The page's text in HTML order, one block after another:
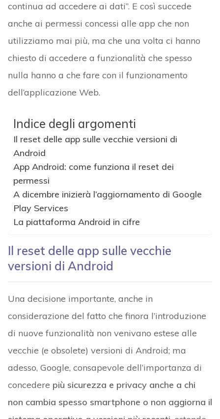
continua ad accedere ai dati”. E così succede
anche ai permessi concessi alle app che non
utilizziamo mai più, ma che una volta ci hanno
chiesto di accedere a funzionalità che spesso
nulla hanno a che fare con il funzionamento
dell’applicazione Web.
Indice degli argomenti
Il reset delle app sulle vecchie versioni di
Android
App Android: come funziona il reset dei
permessi
A dicembre inizierà l’aggiornamento di Google
Play Services
La piattaforma Android in cifre
Il reset delle app sulle vecchie
versioni di Android
Una decisione importante, anche in
considerazione del fatto che finora l’introduzione
di nuove funzionalità non venivano estese alle
vecchie (e obsolete) versioni di Android; ma
adesso, Google, consapevole dell’importanza di
concedere più sicurezza e privacy anche a chi
non cambia spesso smartphone o non aggiorna il